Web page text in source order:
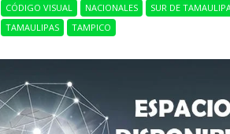
CÓDIGO VISUAL NACIONALES
SUR DE
TAMAULIPAS
TAMPICO